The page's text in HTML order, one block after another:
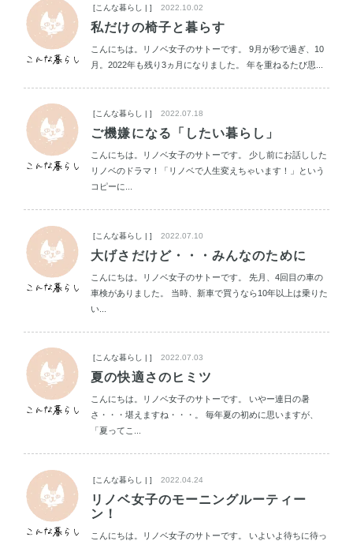
[こんな暮らし | ] 2022.10.02
私だけの椅子と暮らす
こんにちは。リノベ女子のサトーです。 9月が秒で過ぎ、10
月。2022年も残り3ヵ月になりました。 年を重ねるたび思...
[こんな暮らし | ] 2022.07.18
ご機嫌になる「したい暮らし」
こんにちは。リノベ女子のサトーです。 少し前にお話しした
リノベのドラマ！「リノベで人生変えちゃいます！」という
コピーに...
[こんな暮らし | ] 2022.07.10
大げさだけど・・・みんなのために
こんにちは。リノベ女子のサトーです。 先月、4回目の車の
車検がありました。 当時、新車で買うなら10年以上は乗りた
い...
[こんな暮らし | ] 2022.07.03
夏の快適さのヒミツ
こんにちは。リノベ女子のサトーです。 いやー連日の暑
さ・・・堪えますね・・・。 毎年夏の初めに思いますが、
「夏ってこ...
[こんな暮らし | ] 2022.04.24
リノベ女子のモーニングルーティー
ン！
こんにちは。リノベ女子のサトーです。 いよいよ待ちに待っ